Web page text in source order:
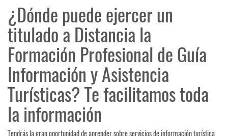
¿Dónde puede ejercer un
titulado a Distancia la
Formación Profesional de Guía
Información y Asistencia
Turísticas? Te facilitamos toda
la información
Tendrás la gran oportunidad de aprender sobre servicios de información turística,